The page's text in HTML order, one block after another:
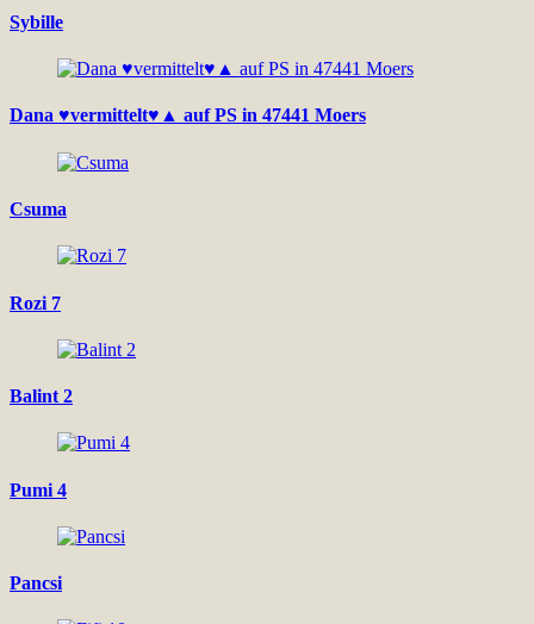
Sybille
Dana ♥vermittelt♥▲ auf PS in 47441 Moers
Csuma
Rozi 7
Balint 2
Pumi 4
Pancsi